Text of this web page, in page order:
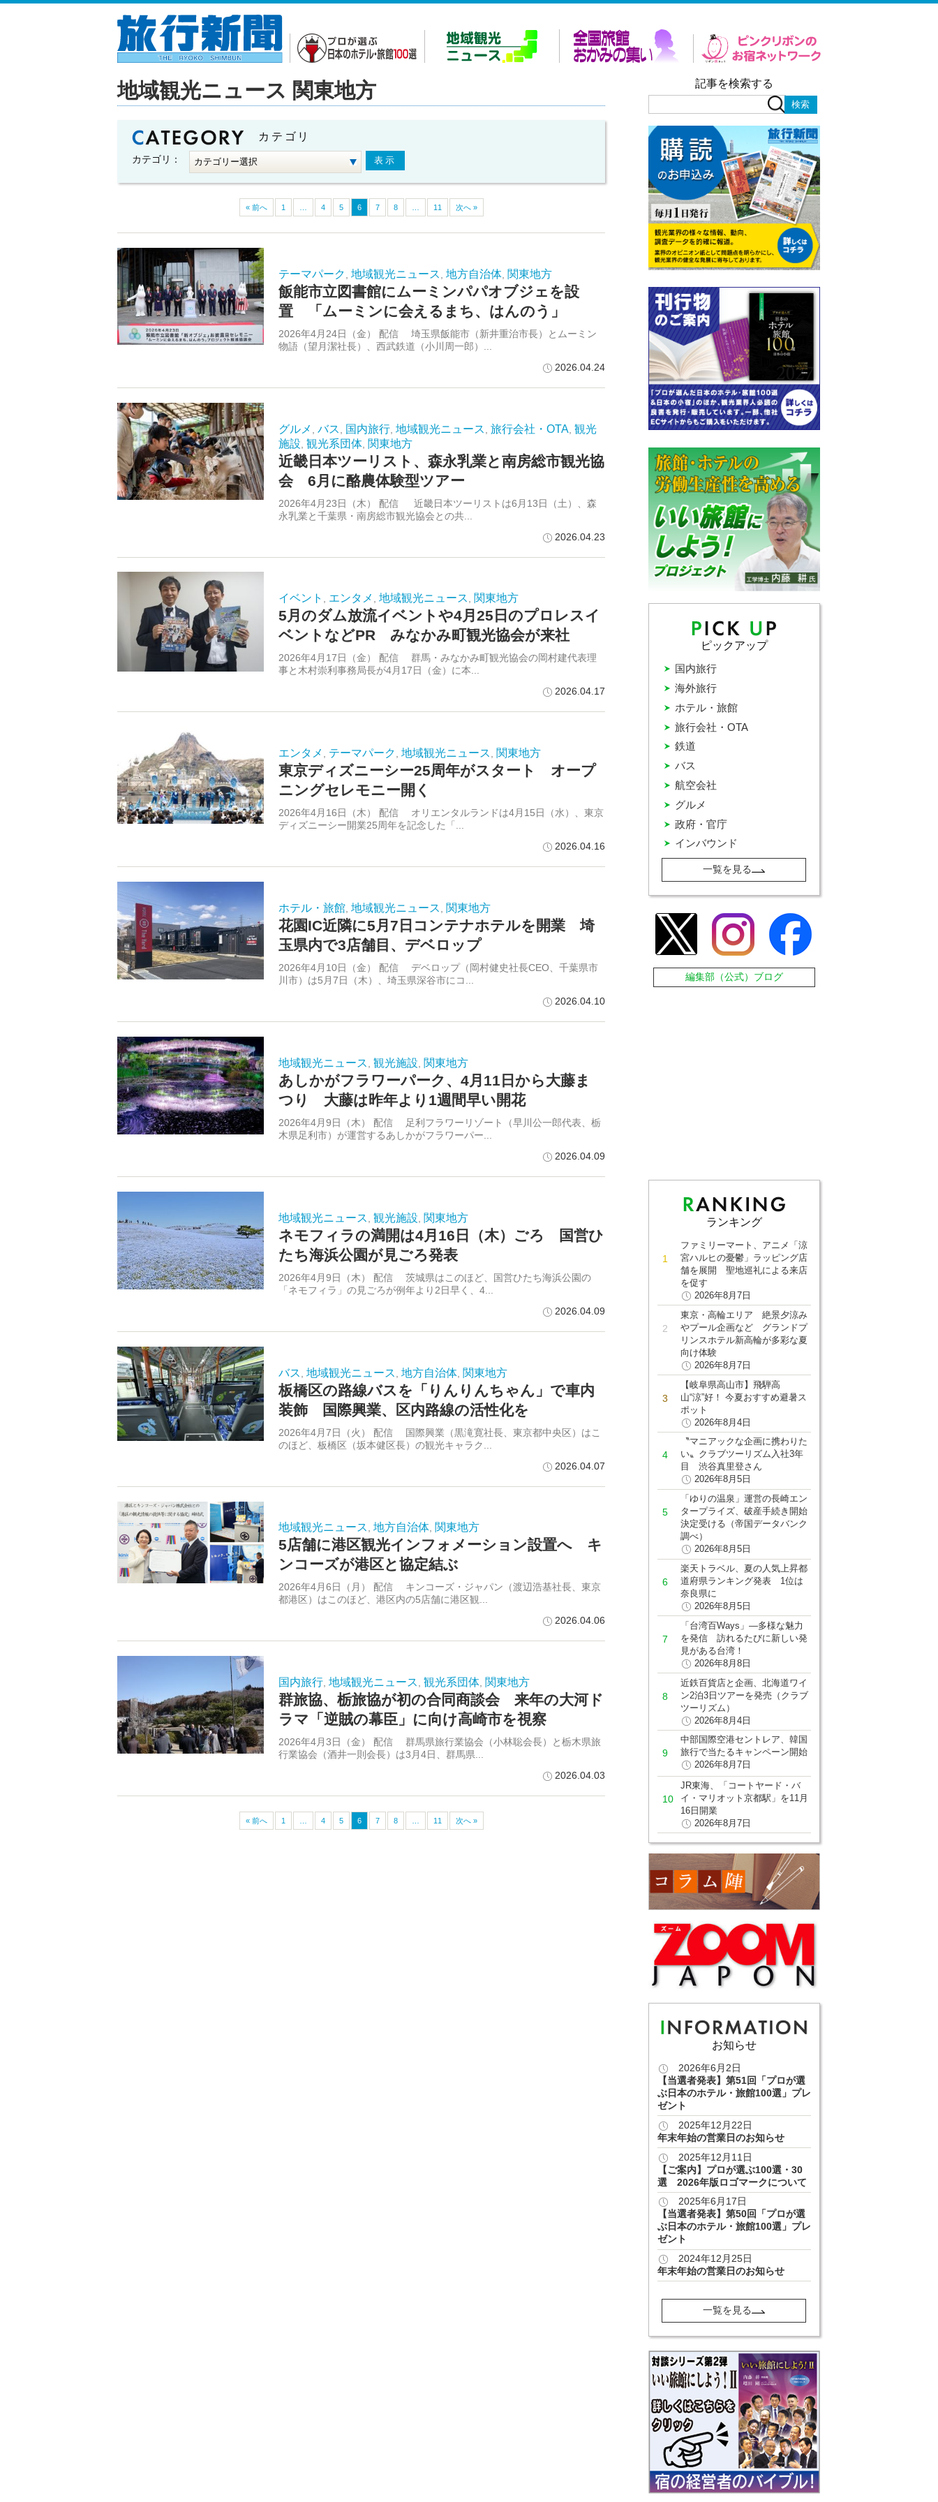
地域観光ニュース 関東地方
カテゴリ
カテゴリ：
« 前へ 1 4 5 6 7 8 11 次へ »
テーマパーク 地域観光ニュース 地方自治体, 関東地方
飯能市立図書館にムーミンパパオブジェを設
置 「ムーミンに会えるまち、はんのう」
2026年4月24日（金） 配信 埼玉県飯能市（新井重治市長）とムーミン
物語（望月潔社長）、西武鉄道（小川周一郎）...
2026.04.24
グルメ バス 国内旅行, 地域観光ニュース 旅行会社・OTA, 観光
施設 観光系団体, 関東地方
近畿日本ツーリスト、森永乳業と南房総市観光協
会 6月に酪農体験型ツアー
2026年4月23日（木） 配信 近畿日本ツーリストは6月13日（土）、森
永乳業と千葉県・南房総市観光協会との共...
2026.04.23
イベント , エンタメ , 地域観光ニュース, 関東地方
5月のダム放流イベントや4月25日のプロレスイ
ベントなどPR みなかみ町観光協会が来社
2026年4月17日（金） 配信 群馬・みなかみ町観光協会の岡村建代表理
事と木村崇利事務局長が4月17日（金）に本...
2026.04.17
エンタメ , テーマパーク, 地域観光ニュース, 関東地方
東京ディズニーシー25周年がスタート オープ
ニングセレモニー開く
2026年4月16日（木） 配信 オリエンタルランドは4月15日（水）、東京
ディズニーシー開業25周年を記念した「...
2026.04.16
ホテル・旅館, 地域観光ニュース 関東地方
花園IC近隣に5月7日コンテナホテルを開業 埼
玉県内で3店舗目、デベロップ
2026年4月10日（金） 配信 デベロップ（岡村健史社長CEO、千葉県市
川市）は5月7日（木）、埼玉県深谷市にコ...
2026.04.10
地域観光ニュース 観光施設 関東地方
あしかがフラワーパーク、4月11日から大藤ま
つり 大藤は昨年より1週間早い開花
2026年4月9日（木） 配信 足利フラワーリゾート（早川公一郎代表、栃
木県足利市）が運営するあしかがフラワーパー...
2026.04.09
地域観光ニュース 観光施設 関東地方
ネモフィラの満開は4月16日（木）ごろ 国営ひ
たち海浜公園が見ごろ発表
2026年4月9日（木） 配信 茨城県はこのほど、国営ひたち海浜公園の
「ネモフィラ」の見ごろが例年より2日早く、4...
2026.04.09
バス 地域観光ニュース 地方自治体, 関東地方
板橋区の路線バスを「りんりんちゃん」で車内
装飾 国際興業、区内路線の活性化を
2026年4月7日（火） 配信 国際興業（黒滝寛社長、東京都中央区）はこ
のほど、板橋区（坂本健区長）の観光キャラク...
2026.04.07
地域観光ニュース, 地方自治体, 関東地方
5店舗に港区観光インフォメーション設置へ キ
ンコーズが港区と協定結ぶ
2026年4月6日（月） 配信 キンコーズ・ジャパン（渡辺浩基社長、東京
都港区）はこのほど、港区内の5店舗に港区観...
2026.04.06
国内旅行, 地域観光ニュース, 観光系団体, 関東地方
群旅協、栃旅協が初の合同商談会 来年の大河ド
ラマ「逆賊の幕臣」に向け高崎市を視察
2026年4月3日（金） 配信 群馬県旅行業協会（小林聡会長）と栃木県旅
行業協会（酒井一則会長）は3月4日、群馬県...
2026.04.03
« 前へ 1 4 5 6 7 8 11 次へ »
記事を検索する
ピックアップ
インバウンド
グルメ
バス
ホテル・旅館
国内旅行
政府・官庁
旅行会社・OTA
海外旅行
航空会社
鉄道
一覧を見る
編集部（公式）ブログ
ランキング
ファミリーマート、アニメ「涼
宮ハルヒの憂鬱」ラッピング店
舗を展開 聖地巡礼による来店
を促す
2026年8月7日
東京・高輪エリア 絶景夕涼み
やプール企画など グランドプ
リンスホテル新高輪が多彩な夏
向け体験
2026年8月7日
【岐阜県高山市】飛騨高
山“涼”好！ 今夏おすすめ避暑ス
ポット
2026年8月4日
〝マニアックな企画に携わりた
い〟クラブツーリズム入社3年
目 渋谷真里登さん
2026年8月5日
「ゆりの温泉」運営の長崎エン
タープライズ、破産手続き開始
決定受ける（帝国データバンク
調べ）
2026年8月5日
楽天トラベル、夏の人気上昇都
道府県ランキング発表 1位は
奈良県に
2026年8月5日
「台湾百Ways」―多様な魅力
を発信 訪れるたびに新しい発
見がある台湾！
2026年8月8日
近鉄百貨店と企画、北海道ワイ
ン2泊3日ツアーを発売（クラブ
ツーリズム）
2026年8月4日
中部国際空港セントレア、韓国
旅行で当たるキャンペーン開始
2026年8月7日
JR東海、「コートヤード・バ
イ・マリオット京都駅」を11月
16日開業
2026年8月7日
お知らせ
2026年6月2日
【当選者発表】第51回「プロが選
ぶ日本のホテル・旅館100選」プレ
ゼント
2025年12月22日
年末年始の営業日のお知らせ
2025年12月11日
【ご案内】プロが選ぶ100選・30
選 2026年版ロゴマークについて
2025年6月17日
【当選者発表】第50回「プロが選
ぶ日本のホテル・旅館100選」プレ
ゼント
2024年12月25日
年末年始の営業日のお知らせ
一覧を見る